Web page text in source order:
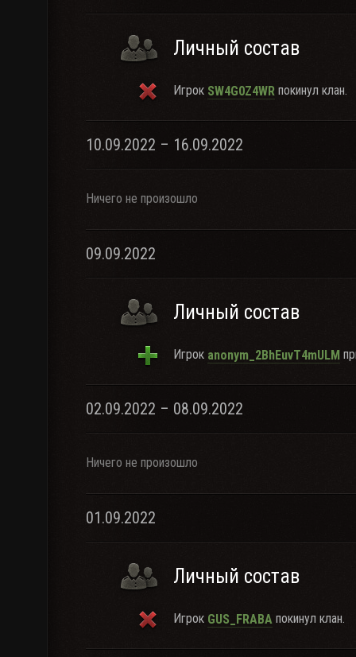
Личный состав
Игрок SW4G0Z4WR покинул клан.
10.09.2022 – 16.09.2022
Ничего не произошло
09.09.2022
Личный состав
Игрок anonym_2BhEuvT4mULM
02.09.2022 – 08.09.2022
Ничего не произошло
01.09.2022
Личный состав
Игрок GUS_FRABA покинул клан.